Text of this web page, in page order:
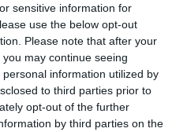
sensitive information for
use the below opt-out
Please note that after your
may continue seeing
information utilized by
to third parties prior to
opt-out of the further
by third parties on the
Πύρινη κόλαση και
νεοφιλελεύθερος
παραλογισμός – Του Ν.
Στραβελάκη